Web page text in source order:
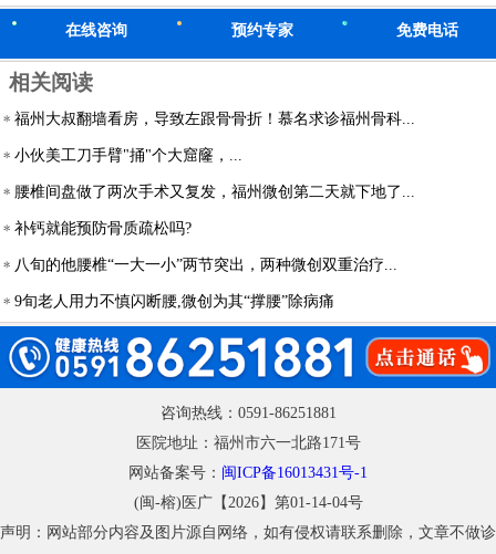
在线咨询 预约专家 免费电话
相关阅读
福州大叔翻墙看房，导致左跟骨骨折！慕名求诊福州骨科...
小伙美工刀手臂"捅"个大窟窿，...
腰椎间盘做了两次手术又复发，福州微创第二天就下地了...
补钙就能预防骨质疏松吗?
八旬的他腰椎“一大一小”两节突出，两种微创双重治疗...
9旬老人用力不慎闪断腰,微创为其“撑腰”除病痛
咨询热线：0591-86251881
医院地址：福州市六一北路171号
网站备案号： 闽ICP备16013431号-1
(闽-榕)医广【2026】第01-14-04号
声明：网站部分内容及图片源自网络，如有侵权请联系删除，文章不做诊